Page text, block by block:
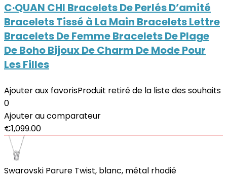
C·QUAN CHI Bracelets De Perlés D’amité
Bracelets Tissé à La Main Bracelets Lettre
Bracelets De Femme Bracelets De Plage
De Boho Bijoux De Charm De Mode Pour
Les Filles
Ajouter aux favorisProduit retiré de la liste des souhaits
0
Ajouter au comparateur
€1,099.00
Swarovski Parure Twist, blanc, métal rhodié